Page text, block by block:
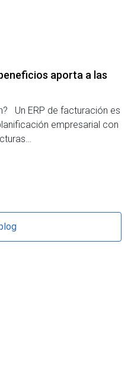
aporta a las
Un ERP de facturación es
empresarial con